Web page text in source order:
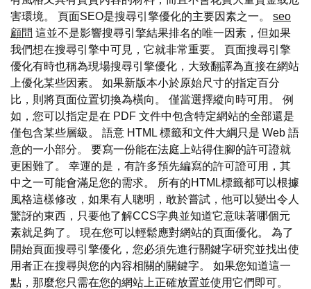
害環境。 頁面SEO是搜尋引擎優化的主要因素之一。 seo
顧問 這並不是影響搜尋引擎結果排名的唯一因素，但如果
我們想在搜尋引擎中可見，它就非常重要。 頁面搜尋引擎
優化有時也稱為現場搜尋引擎優化，大致翻譯為直接在網站
上優化某些因素。 如果新版本小於原始尺寸的指定百分
比，則將頁面位置切換為橫向。 僅當選擇縱向時可用。 例
如，您可以指定是在 PDF 文件中包含特定網站的全部還是
僅包含某些層級。 語意 HTML 標籤和文件大綱只是 Web 語
意的一小部分。 要寫一份能在法庭上站得住腳的許可證就
更困難了。 幸運的是，有許多預先編寫的許可證可用，其
中之一可能會滿足您的需求。 所有的HTML標籤都可以根據
風格這樣修改，如果有人聰明，敢於嘗試，他可以變出令人
驚訝的東西，只要他了解CCS字典並知道它意味著哪個元
素就足夠了。 現在您可以輕鬆應對網站的頁面優化。 為了
開始頁面搜尋引擎優化，您必須先進行關鍵字研究並找出使
用者正在搜尋與您的內容相關的關鍵字。 如果您知道這一
點，那麼您只需在您的網站上正確放置並使用它們即可。